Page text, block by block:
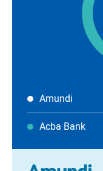
Amundi
Acba Bank